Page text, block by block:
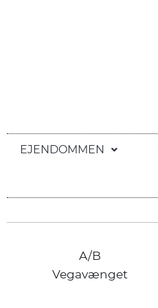
EJENDOMMEN
A/B
Vegavænget